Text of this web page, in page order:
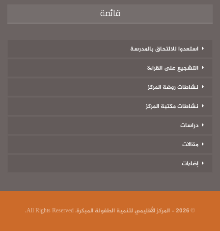
قائمة
استعدوا للالتحاق بالمدرسة
التشجيع على القراءة
نشاطات روضة المركز
نشاطات مكتبة المركز
دراسات
مقالات
إضاءات
© 2026 - المركز الأقليمي لتنمية الطفولة المبكرة. All Rights Reserved.